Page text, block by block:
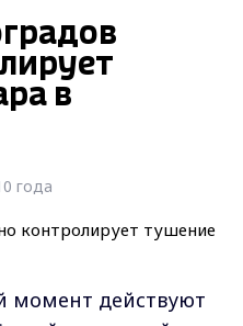
в
года
момент действуют